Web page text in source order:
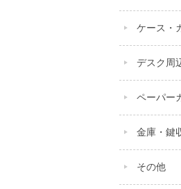
ケース・
デスク周
ペーパー
金庫・鍵
その他